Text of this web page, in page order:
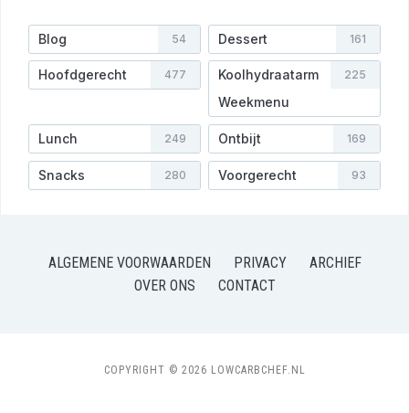
Blog 54 Dessert 161
Hoofdgerecht 477
Koolhydraatarm
Weekmenu
225
Lunch 249 Ontbijt 169
Snacks 280 Voorgerecht 93
ALGEMENE VOORWAARDEN PRIVACY
ARCHIEF
OVER ONS
CONTACT
COPYRIGHT © 2026 LOWCARBCHEF.NL